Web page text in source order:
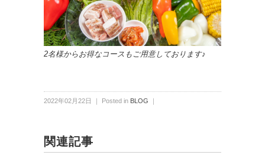
2名様からお得なコースもご用意しております♪
2022年02月22日 ｜ Posted in BLOG ｜
関連記事